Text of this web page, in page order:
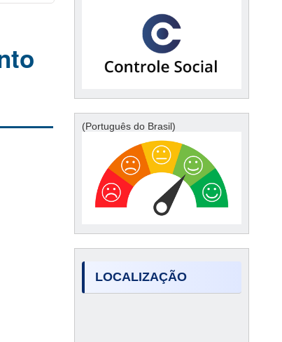
(Português do Brasil)
LOCALIZAÇÃO